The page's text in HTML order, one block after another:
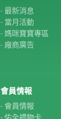
最新消息
當月活動
媽咪寶寶專區
廠商廣告
會員情報
會員情報
佑全禮物卡